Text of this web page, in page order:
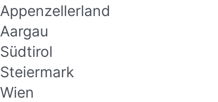
Appenzellerland
Aargau
Südtirol
Steiermark
Wien